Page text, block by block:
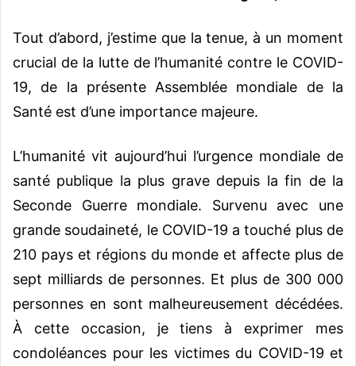
Tout d’abord, j’estime que la tenue, à un moment
crucial de la lutte de l’humanité contre le COVID-
19, de la présente Assemblée mondiale de la
Santé est d’une importance majeure.
L’humanité vit aujourd’hui l’urgence mondiale de
santé publique la plus grave depuis la fin de la
Seconde Guerre mondiale. Survenu avec une
grande soudaineté, le COVID-19 a touché plus de
210 pays et régions du monde et affecte plus de
sept milliards de personnes. Et plus de 300 000
personnes en sont malheureusement décédées.
À cette occasion, je tiens à exprimer mes
condoléances pour les victimes du COVID-19 et